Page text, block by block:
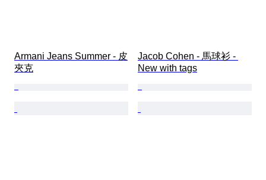
Armani Jeans Summer - 皮
夾克
Jacob Cohen - 馬球衫 -
New with tags